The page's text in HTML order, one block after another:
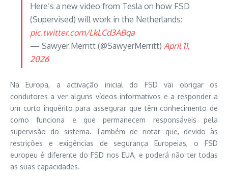
Here’s a new video from Tesla on how FSD
(Supervised) will work in the Netherlands:
pic.twitter.com/LkLCd3ABqa
— Sawyer Merritt (@SawyerMerritt) April 11,
2026
Na Europa, a activação inicial do FSD vai obrigar os
condutores a ver alguns vídeos informativos e a responder a
um curto inquérito para assegurar que têm conhecimento de
como funciona e que permanecem responsáveis pela
supervisão do sistema. Também de notar que, devido às
restrições e exigências de segurança Europeias, o FSD
europeu é diferente do FSD nos EUA, e poderá não ter todas
as suas capacidades.